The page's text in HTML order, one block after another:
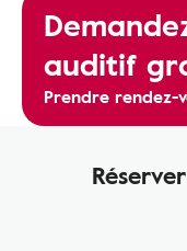
auditif
Prendre rendez-